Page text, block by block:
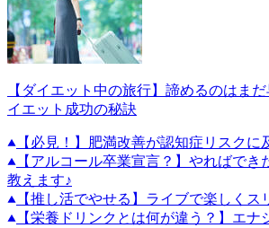
【ダイエット中の旅行】諦めるのはま
イエット成功の秘訣
【必見！】肥満改善が認知症リスクに
【アルコール卒業宣言？】やればでき
教えます♪
【推し活でやせる】ライブで楽しくス
【栄養ドリンクとは何が違う？】エナ